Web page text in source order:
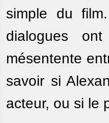
simple du
dialogues
mésentente
savoir si
acteur, ou si le